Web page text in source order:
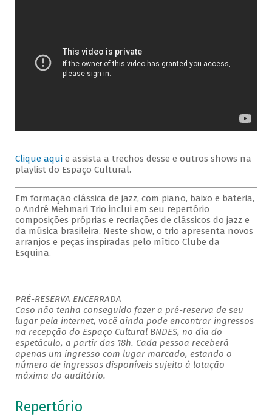
Clique aquie assista a trechos desse e outros shows na
playlist do Espaço Cultural.
Em formação clássica de jazz, com piano, baixo e bateria,
o André Mehmari Trio inclui em seu repertório
composições próprias e recriações de clássicos do jazz e
da música brasileira. Neste show, o trio apresenta novos
arranjos e peças inspiradas pelo mítico Clube da
Esquina.
PRÉ-RESERVA ENCERRADA
Caso não tenha conseguido fazer a pré-reserva de seu
lugar pela internet, você ainda pode encontrar ingressos
na recepção do Espaço Cultural BNDES, no dia do
espetáculo, a partir das 18h. Cada pessoa receberá
apenas um ingresso com lugar marcado, estando o
número de ingressos disponíveis sujeito à lotação
máxima do auditório.
Repertório